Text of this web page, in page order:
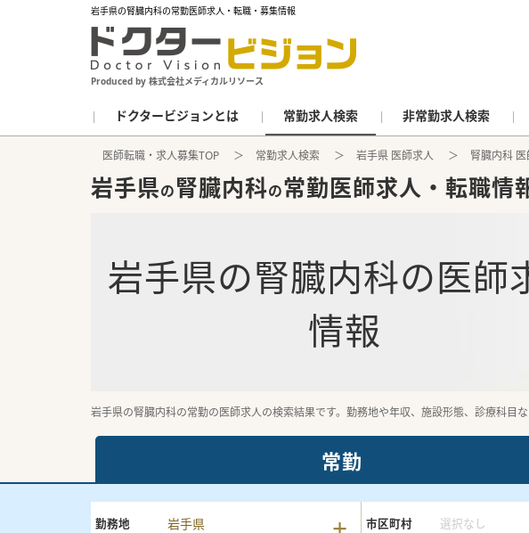
岩手県の腎臓内科の常勤医師求人・転職・募集情報
Produced by 株式会社メディカルリソース
ドクタービジョンとは 常勤求人検索 非常勤求人検索
医師転職・求人募集TOP 常勤求人検索 岩手県 医師求人 腎臓内科
岩手県の腎臓内科の常勤医師求人・転職情
岩手県の腎臓内科の医師
情報
岩手県の腎臓内科の常勤の医師求人の検索結果です。勤務地や年収、施設形態、診療科目
常勤
勤務地 岩手県 市区町村 選択なし